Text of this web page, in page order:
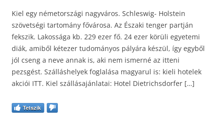
Kiel egy németországi nagyváros. Schleswig- Holstein
szövetségi tartomány fővárosa. Az Északi tenger partján
fekszik. Lakossága kb. 229 ezer fő. 24 ezer körüli egyetemi
diák, amiből kétezer tudományos pályára készül, így egyből
jól cseng a neve annak is, aki nem ismerné az itteni
pezsgést. Szálláshelyek foglalása magyarul is: kieli hotelek
akciói ITT. Kiel szállásajánlatai: Hotel Dietrichsdorfer […]
Tetszik